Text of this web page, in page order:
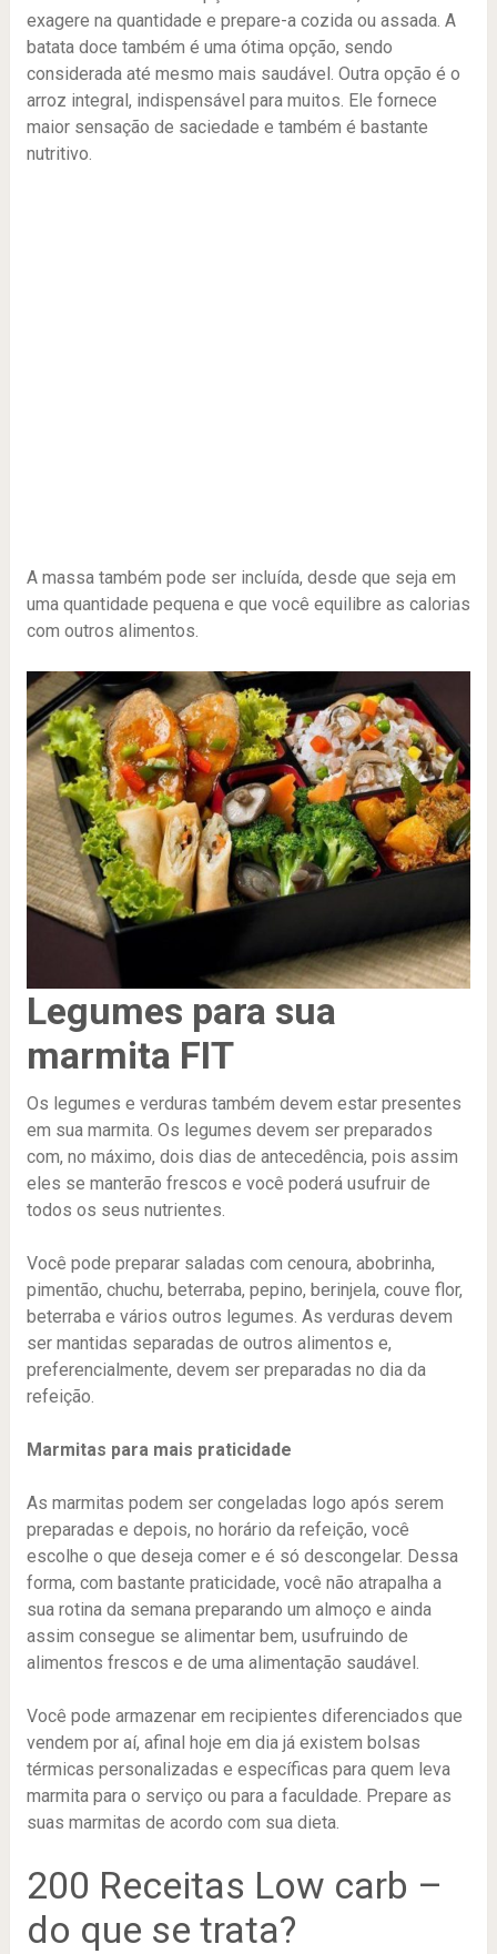
exagere na quantidade e prepare-a cozida ou assada. A
batata doce também é uma ótima opção, sendo
considerada até mesmo mais saudável. Outra opção é o
arroz integral, indispensável para muitos. Ele fornece
maior sensação de saciedade e também é bastante
nutritivo.
A massa também pode ser incluída, desde que seja em
uma quantidade pequena e que você equilibre as calorias
com outros alimentos.
Legumes para sua
marmita FIT
Os legumes e verduras também devem estar presentes
em sua marmita. Os legumes devem ser preparados
com, no máximo, dois dias de antecedência, pois assim
eles se manterão frescos e você poderá usufruir de
todos os seus nutrientes.
Você pode preparar saladas com cenoura, abobrinha,
pimentão, chuchu, beterraba, pepino, berinjela, couve flor,
beterraba e vários outros legumes. As verduras devem
ser mantidas separadas de outros alimentos e,
preferencialmente, devem ser preparadas no dia da
refeição.
Marmitas para mais praticidade
As marmitas podem ser congeladas logo após serem
preparadas e depois, no horário da refeição, você
escolhe o que deseja comer e é só descongelar. Dessa
forma, com bastante praticidade, você não atrapalha a
sua rotina da semana preparando um almoço e ainda
assim consegue se alimentar bem, usufruindo de
alimentos frescos e de uma alimentação saudável.
Você pode armazenar em recipientes diferenciados que
vendem por aí, afinal hoje em dia já existem bolsas
térmicas personalizadas e específicas para quem leva
marmita para o serviço ou para a faculdade. Prepare as
suas marmitas de acordo com sua dieta.
200 Receitas Low carb –
do que se trata?